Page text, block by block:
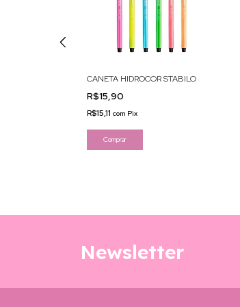
CANETA HIDROCOR STABILO
R$15,90
R$15,11 com Pix
Comprar
Newsletter